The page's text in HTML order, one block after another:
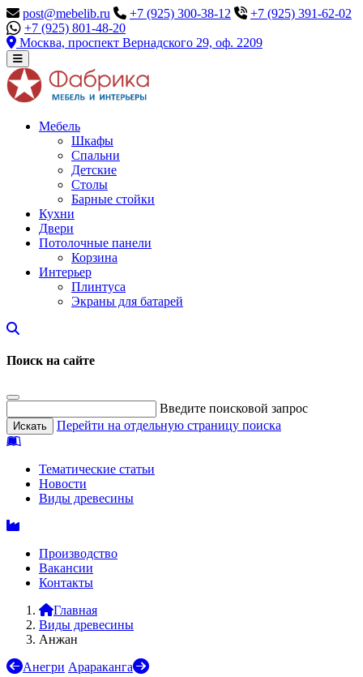
post@mebelib.ru +7 (925) 300-38-12
+7 (925) 391-62-02
+7 (925) 801-48-20
Москва, проспект Вернадского 29, оф. 2209
Мебель
Шкафы
Спальни
Детские
Столы
Барные стойки
Кухни
Двери
Потолочные панели
Корзина
Интерьер
Плинтуса
Экраны для батарей
Поиск на сайте
Введите поисковой запрос
Перейти на отдельную страницу поиска
Тематические статьи
Новости
Виды древесины
Производство
Вакансии
Контакты
Главная
Виды древесины
Анжан
Анегри Арараканга